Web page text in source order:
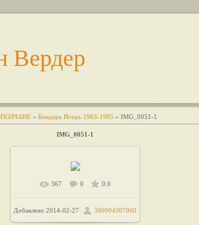
Вердер
» Бондарь Игорь 1983-1985 » IMG_0051-1
IMG_0051-1
В реальном размере
1600x1021/ 132.6Kb
367 0 0.0
Добавлено 2014-02-27 380994307960